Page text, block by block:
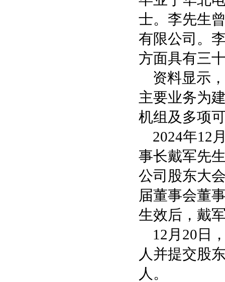
士。李先生
有限公司。
方面具有三
资料显示
主要业务为
机组及多项
2024年12
事长戴军先
公司股东大
届董事会董
生效后，戴
12月20日
人并提交股
人。